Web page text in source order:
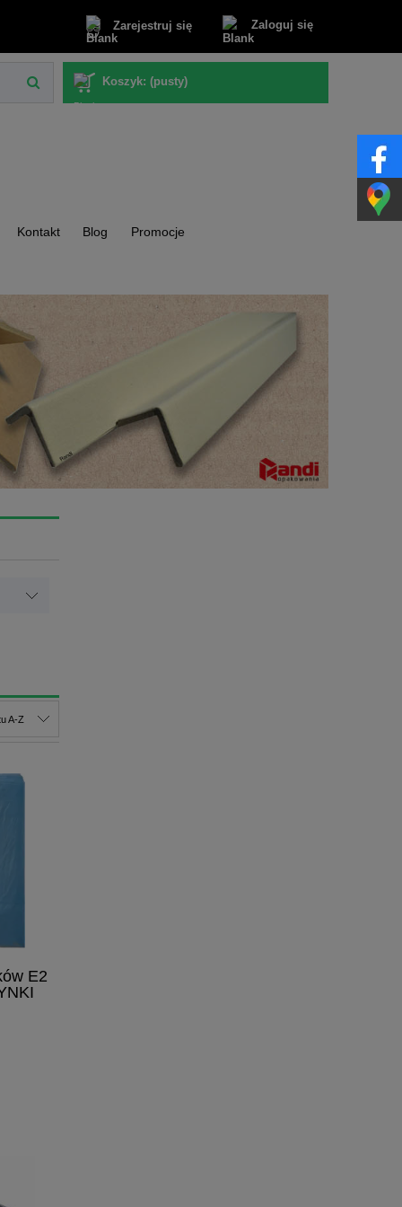
Zarejestruj się Zaloguj się
Koszyk: (pusty)
Kontakt Blog Promocje
A-Z
E2